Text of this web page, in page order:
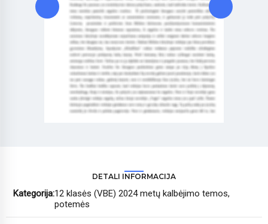
DETALI INFORMACIJA
Kategorija:12 klasės (VBE) 2024 metų kalbėjimo temos,
potemės